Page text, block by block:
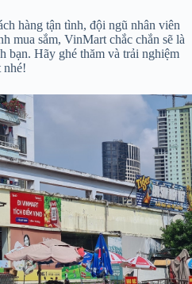
hàng tận tình, đội ngũ nhân viên
mua sắm, VinMart chắc chắn sẽ là
bạn. Hãy ghé thăm và trải nghiệm
nhé!